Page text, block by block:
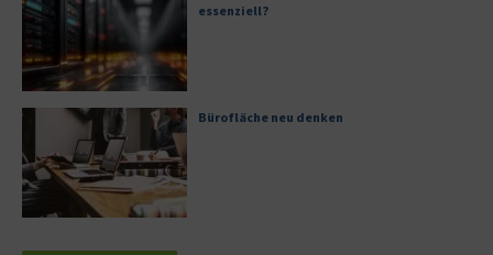
essenziell?
Bürofläche neu denken